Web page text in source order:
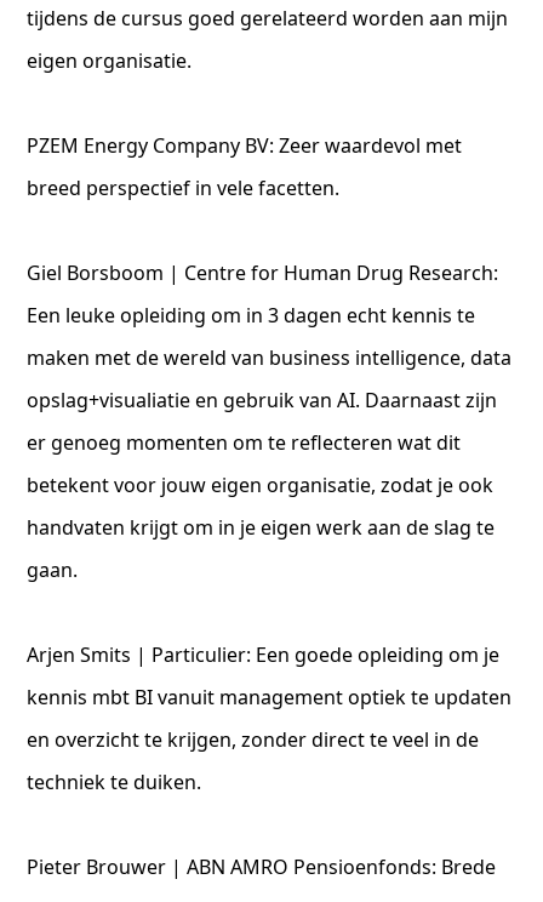
tijdens de cursus goed gerelateerd worden aan mijn
eigen organisatie.
PZEM Energy Company BV: Zeer waardevol met
breed perspectief in vele facetten.
Giel Borsboom | Centre for Human Drug Research:
Een leuke opleiding om in 3 dagen echt kennis te
maken met de wereld van business intelligence, data
opslag+visualiatie en gebruik van AI. Daarnaast zijn
er genoeg momenten om te reflecteren wat dit
betekent voor jouw eigen organisatie, zodat je ook
handvaten krijgt om in je eigen werk aan de slag te
gaan.
Arjen Smits | Particulier: Een goede opleiding om je
kennis mbt BI vanuit management optiek te updaten
en overzicht te krijgen, zonder direct te veel in de
techniek te duiken.
Pieter Brouwer | ABN AMRO Pensioenfonds: Brede